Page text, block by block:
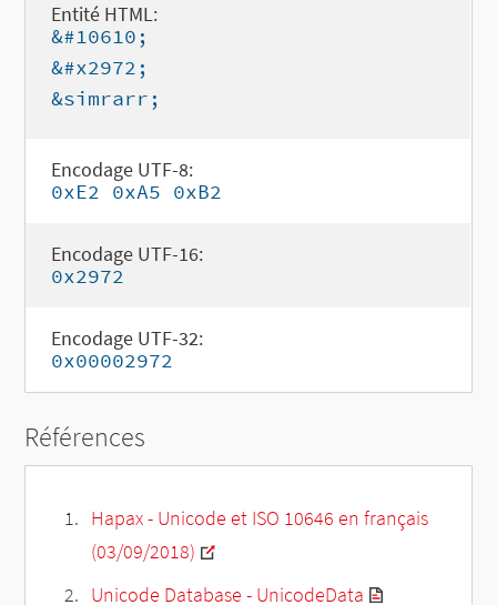
Entité HTML:
&#10610;
&#x2972;
&simrarr;
Encodage UTF-8:
0xE2 0xA5 0xB2
Encodage UTF-16:
0x2972
Encodage UTF-32:
0x00002972
Références
Hapax - Unicode et ISO 10646 en français
(03/09/2018)
Unicode Database - UnicodeData